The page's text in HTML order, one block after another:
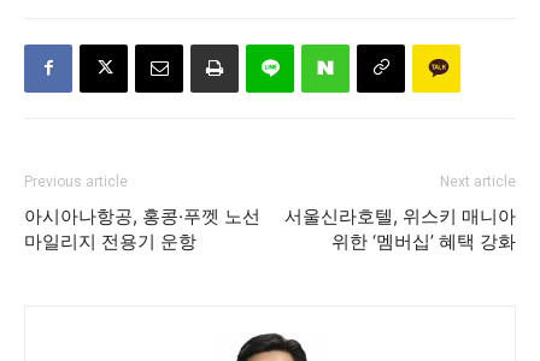
Previous article
아시아나항공, 홍콩·푸껫 노선
마일리지 전용기 운항
Next article
서울신라호텔, 위스키 매니아
위한 ‘멤버십’ 혜택 강화